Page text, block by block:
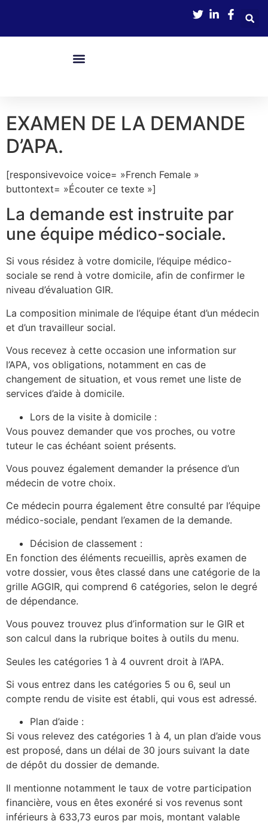
EXAMEN DE LA DEMANDE
D’APA.
[responsivevoice voice= »French Female »
buttontext= »Écouter ce texte »]
La demande est instruite par
une équipe médico-sociale.
Si vous résidez à votre domicile, l’équipe médico-
sociale se rend à votre domicile, afin de confirmer le
niveau d’évaluation GIR.
La composition minimale de l’équipe étant d’un médecin
et d’un travailleur social.
Vous recevez à cette occasion une information sur
l’APA, vos obligations, notamment en cas de
changement de situation, et vous remet une liste de
services d’aide à domicile.
Lors de la visite à domicile :
Vous pouvez demander que vos proches, ou votre
tuteur le cas échéant soient présents.
Vous pouvez également demander la présence d’un
médecin de votre choix.
Ce médecin pourra également être consulté par l’équipe
médico-sociale, pendant l’examen de la demande.
Décision de classement :
En fonction des éléments recueillis, après examen de
votre dossier, vous êtes classé dans une catégorie de la
grille AGGIR, qui comprend 6 catégories, selon le degré
de dépendance.
Vous pouvez trouvez plus d’information sur le GIR et
son calcul dans la rubrique boites à outils du menu.
Seules les catégories 1 à 4 ouvrent droit à l’APA.
Si vous entrez dans les catégories 5 ou 6, seul un
compte rendu de visite est établi, qui vous est adressé.
Plan d’aide :
Si vous relevez des catégories 1 à 4, un plan d’aide vous
est proposé, dans un délai de 30 jours suivant la date
de dépôt du dossier de demande.
Il mentionne notamment le taux de votre participation
financière, vous en êtes exonéré si vos revenus sont
inférieurs à 633,73 euros par mois, montant valable